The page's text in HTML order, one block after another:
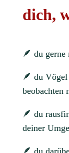
dich,
🪶 du gerne
🪶 du Vögel
beobachten
🪶 du
deiner
🪶 du